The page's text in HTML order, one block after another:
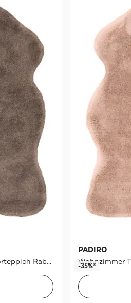
Wohnzimmer Teppich Hochflorteppich Rabbit Light Sheepskin 825 60 x 90 cm in taupe
PADIRO
-35%*